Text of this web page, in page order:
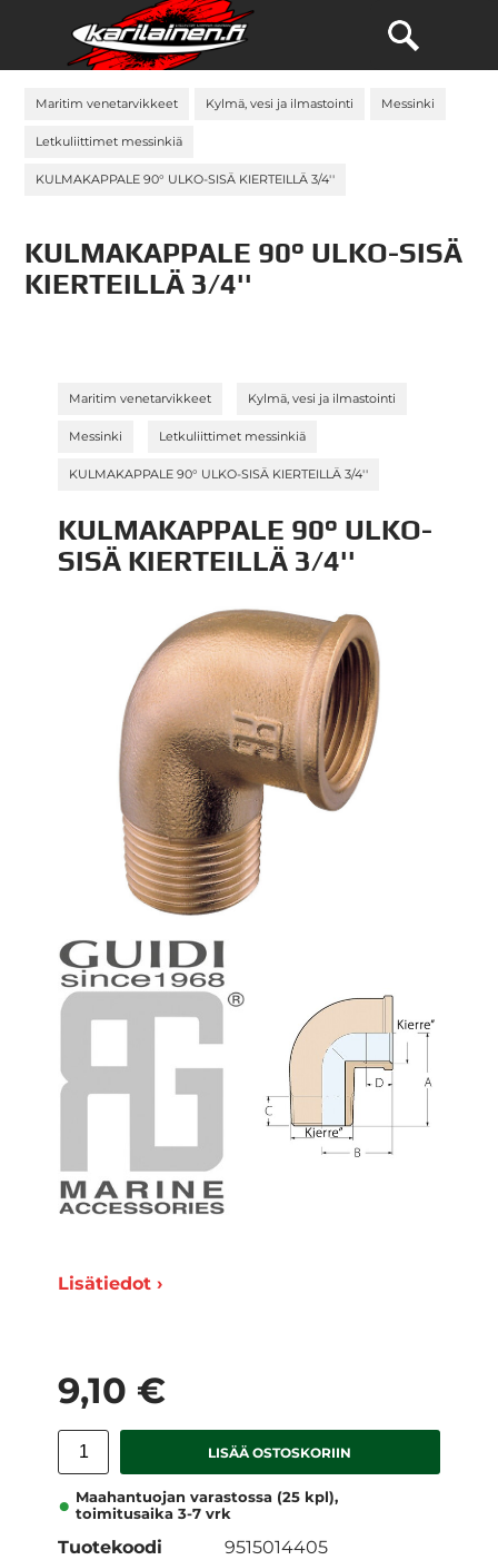
Maritim venetarvikkeet Kylmä, vesi ja ilmastointi Messinki
Letkuliittimet messinkiä
KULMAKAPPALE 90° ULKO-SISÄ KIERTEILLÄ 3/4''
KULMAKAPPALE 90° ULKO-SISÄ
KIERTEILLÄ 3/4''
Maritim venetarvikkeet Kylmä, vesi ja ilmastointi
Messinki Letkuliittimet messinkiä
KULMAKAPPALE 90° ULKO-SISÄ KIERTEILLÄ 3/4''
KULMAKAPPALE 90° ULKO-
SISÄ KIERTEILLÄ 3/4''
Lisätiedot ›
9,10 €
LISÄÄ OSTOSKORIIN
Maahantuojan varastossa (25 kpl),
toimitusaika 3-7 vrk
Tuotekoodi 9515014405